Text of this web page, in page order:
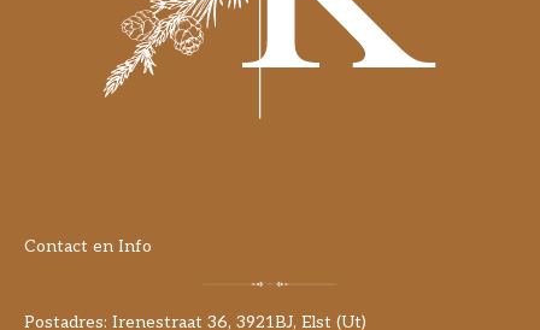
Contact en Info
Postadres: Irenestraat 36, 3921BJ, Elst (Ut)